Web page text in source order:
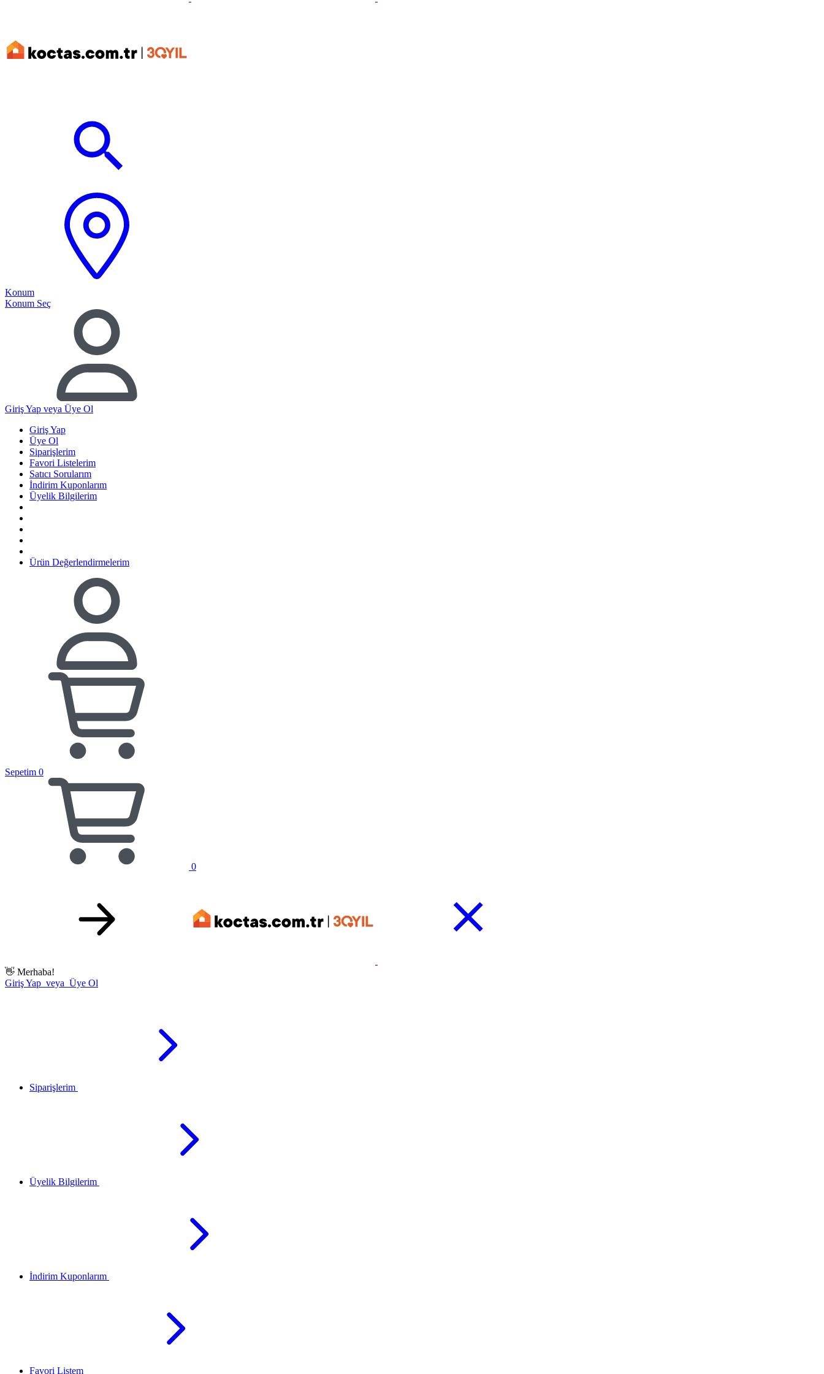
Konum
Konum Seç
Giriş Yap veya Üye Ol
Giriş Yap
Üye Ol
Siparişlerim
Favori Listelerim
Satıcı Sorularım
İndirim Kuponlarım
Üyelik Bilgilerim
Ürün Değerlendirmelerim
Sepetim 0
0
👋 Merhaba!
Giriş Yap veya Üye Ol
Siparişlerim
Üyelik Bilgilerim
İndirim Kuponlarım
Favori Listem